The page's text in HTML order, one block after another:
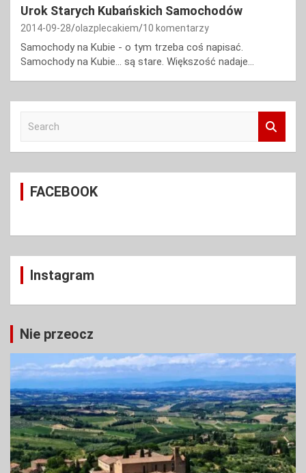
Urok Starych Kubańskich Samochodów
2014-09-28 olazplecakiem 10 komentarzy
Samochody na Kubie - o tym trzeba coś napisać.
Samochody na Kubie... są stare. Większość nadaje…
c
FACEBOOK
Instagram
Nie przeocz